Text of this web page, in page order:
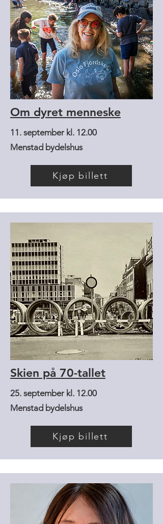
Om dyret menneske
11. september kl. 12.00
Menstad bydelshus
Kjøp billett
Skien på 70-tallet
25. september kl. 12.00
Menstad bydelshus
Kjøp billett